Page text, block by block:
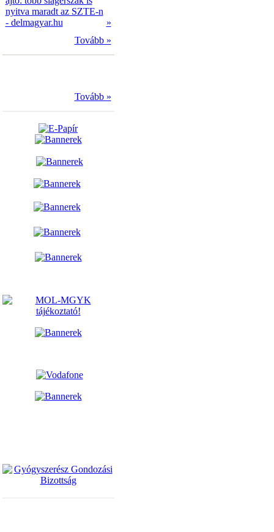
nyitva maradt az SZTE-n
- delmagyar.hu
»
Tovább »
Tovább »